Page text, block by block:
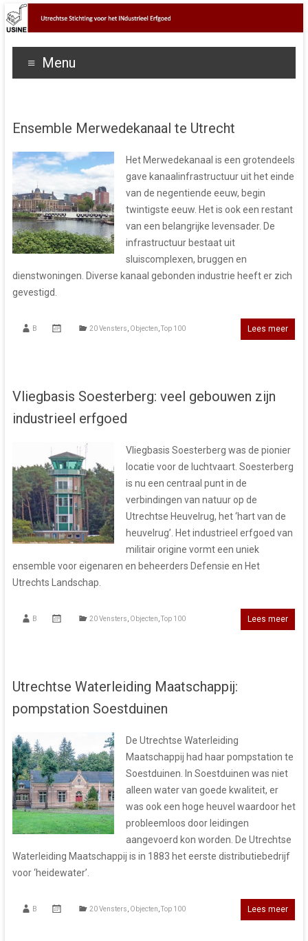
Menu
Ensemble Merwedekanaal te Utrecht
Het Merwedekanaal is een grotendeels
gave kanaalinfrastructuur uit het einde
van de negentiende eeuw, begin
twintigste eeuw. Het is ook een restant
van een belangrijke levensader. De
infrastructuur bestaat uit
sluiscomplexen, bruggen en
dienstwoningen. Diverse kanaal gebonden industrie heeft er zich
gevestigd.
B 20 Vensters Objecten Top 100 Lees meer
Vliegbasis Soesterberg: veel gebouwen zijn
industrieel erfgoed
Vliegbasis Soesterberg was de pionier
locatie voor de luchtvaart. Soesterberg
is nu een centraal punt in de
verbindingen van natuur op de
Utrechtse Heuvelrug, het ‘hart van de
heuvelrug’. Het industrieel erfgoed van
militair origine vormt een uniek
ensemble voor eigenaren en beheerders Defensie en Het
Utrechts Landschap.
B 20 Vensters Objecten Top 100 Lees meer
Utrechtse Waterleiding Maatschappij:
pompstation Soestduinen
De Utrechtse Waterleiding
Maatschappij had haar pompstation te
Soestduinen. In Soestduinen was niet
alleen water van goede kwaliteit, er
was ook een hoge heuvel waardoor het
probleemloos door leidingen
aangevoerd kon worden. De Utrechtse
Waterleiding Maatschappij is in 1883 het eerste distributiebedrijf
voor ‘heidewater’.
B 20 Vensters Objecten Top 100 Lees meer